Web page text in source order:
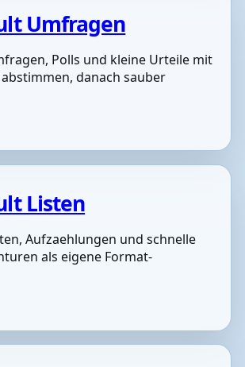
Umfragen
Polls und kleine Urteile mit
danach sauber
Listen
Aufzaehlungen und schnelle
als eigene Format-